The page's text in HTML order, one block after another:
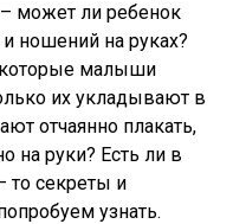
– может ли ребенок
ношений на руках?
малыши
их укладывают в
отчаянно плакать,
на руки? Есть ли в
то секреты и
узнать.